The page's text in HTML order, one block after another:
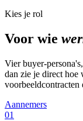
Kies je rol
Voor wie
Vier buyer-
dan zie je direct hoe
voorbeeldcontracten
Aannemers
01